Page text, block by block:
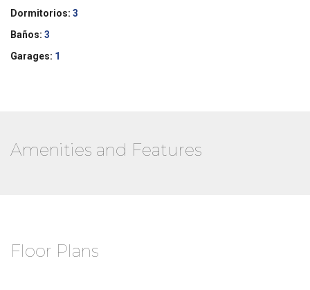
Dormitorios: 3
Baños: 3
Garages: 1
Amenities and Features
Floor Plans